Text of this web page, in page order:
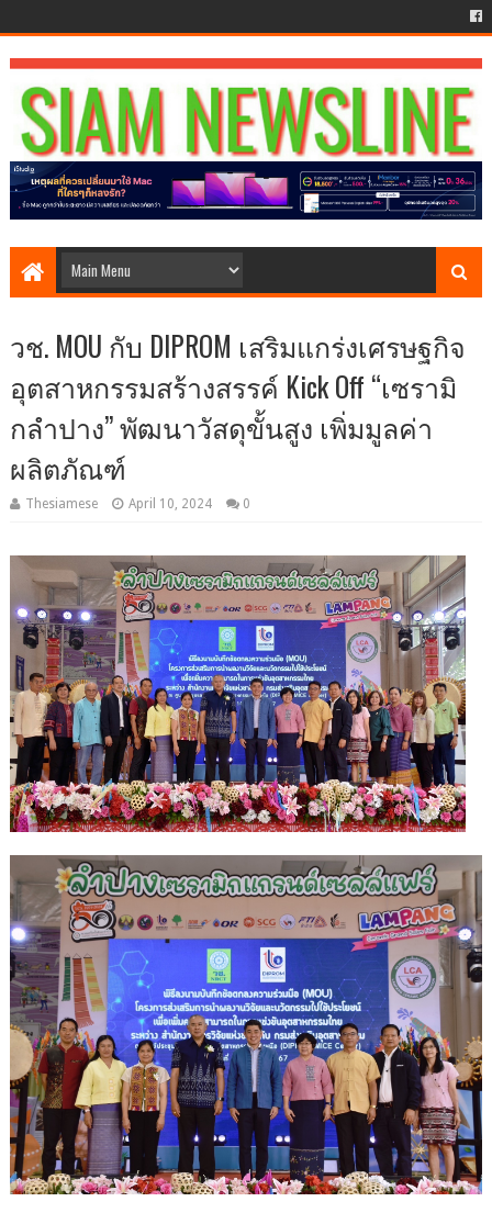
วช. MOU กับ DIPROM เสริมแกร่งเศรษฐกิจ
อุตสาหกรรมสร้างสรรค์ Kick Off “เซรามิ
กลำปาง” พัฒนาวัสดุขั้นสูง เพิ่มมูลค่า
ผลิตภัณฑ์
Thesiamese April 10, 2024 0